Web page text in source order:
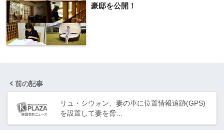
豪邸を公開！
前の記事
リュ・シウォン、妻の車に位置情報追跡(GPS)
を設置して妻を脅…